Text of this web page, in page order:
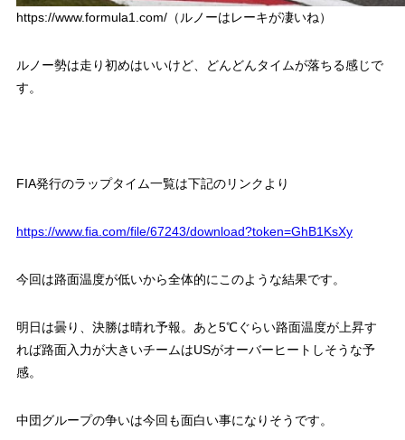
https://www.formula1.com/（ルノーはレーキが凄いね）
ルノー勢は走り初めはいいけど、どんどんタイムが落ちる感じで
す。
FIA発行のラップタイム一覧は下記のリンクより
https://www.fia.com/file/67243/download?token=GhB1KsXy
今回は路面温度が低いから全体的にこのような結果です。
明日は曇り、決勝は晴れ予報。あと5℃ぐらい路面温度が上昇す
れば路面入力が大きいチームはUSがオーバーヒートしそうな予
感。
中団グループの争いは今回も面白い事になりそうです。